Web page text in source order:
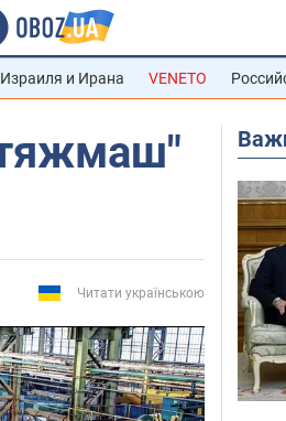
и Ирана VENETO
Читати українською